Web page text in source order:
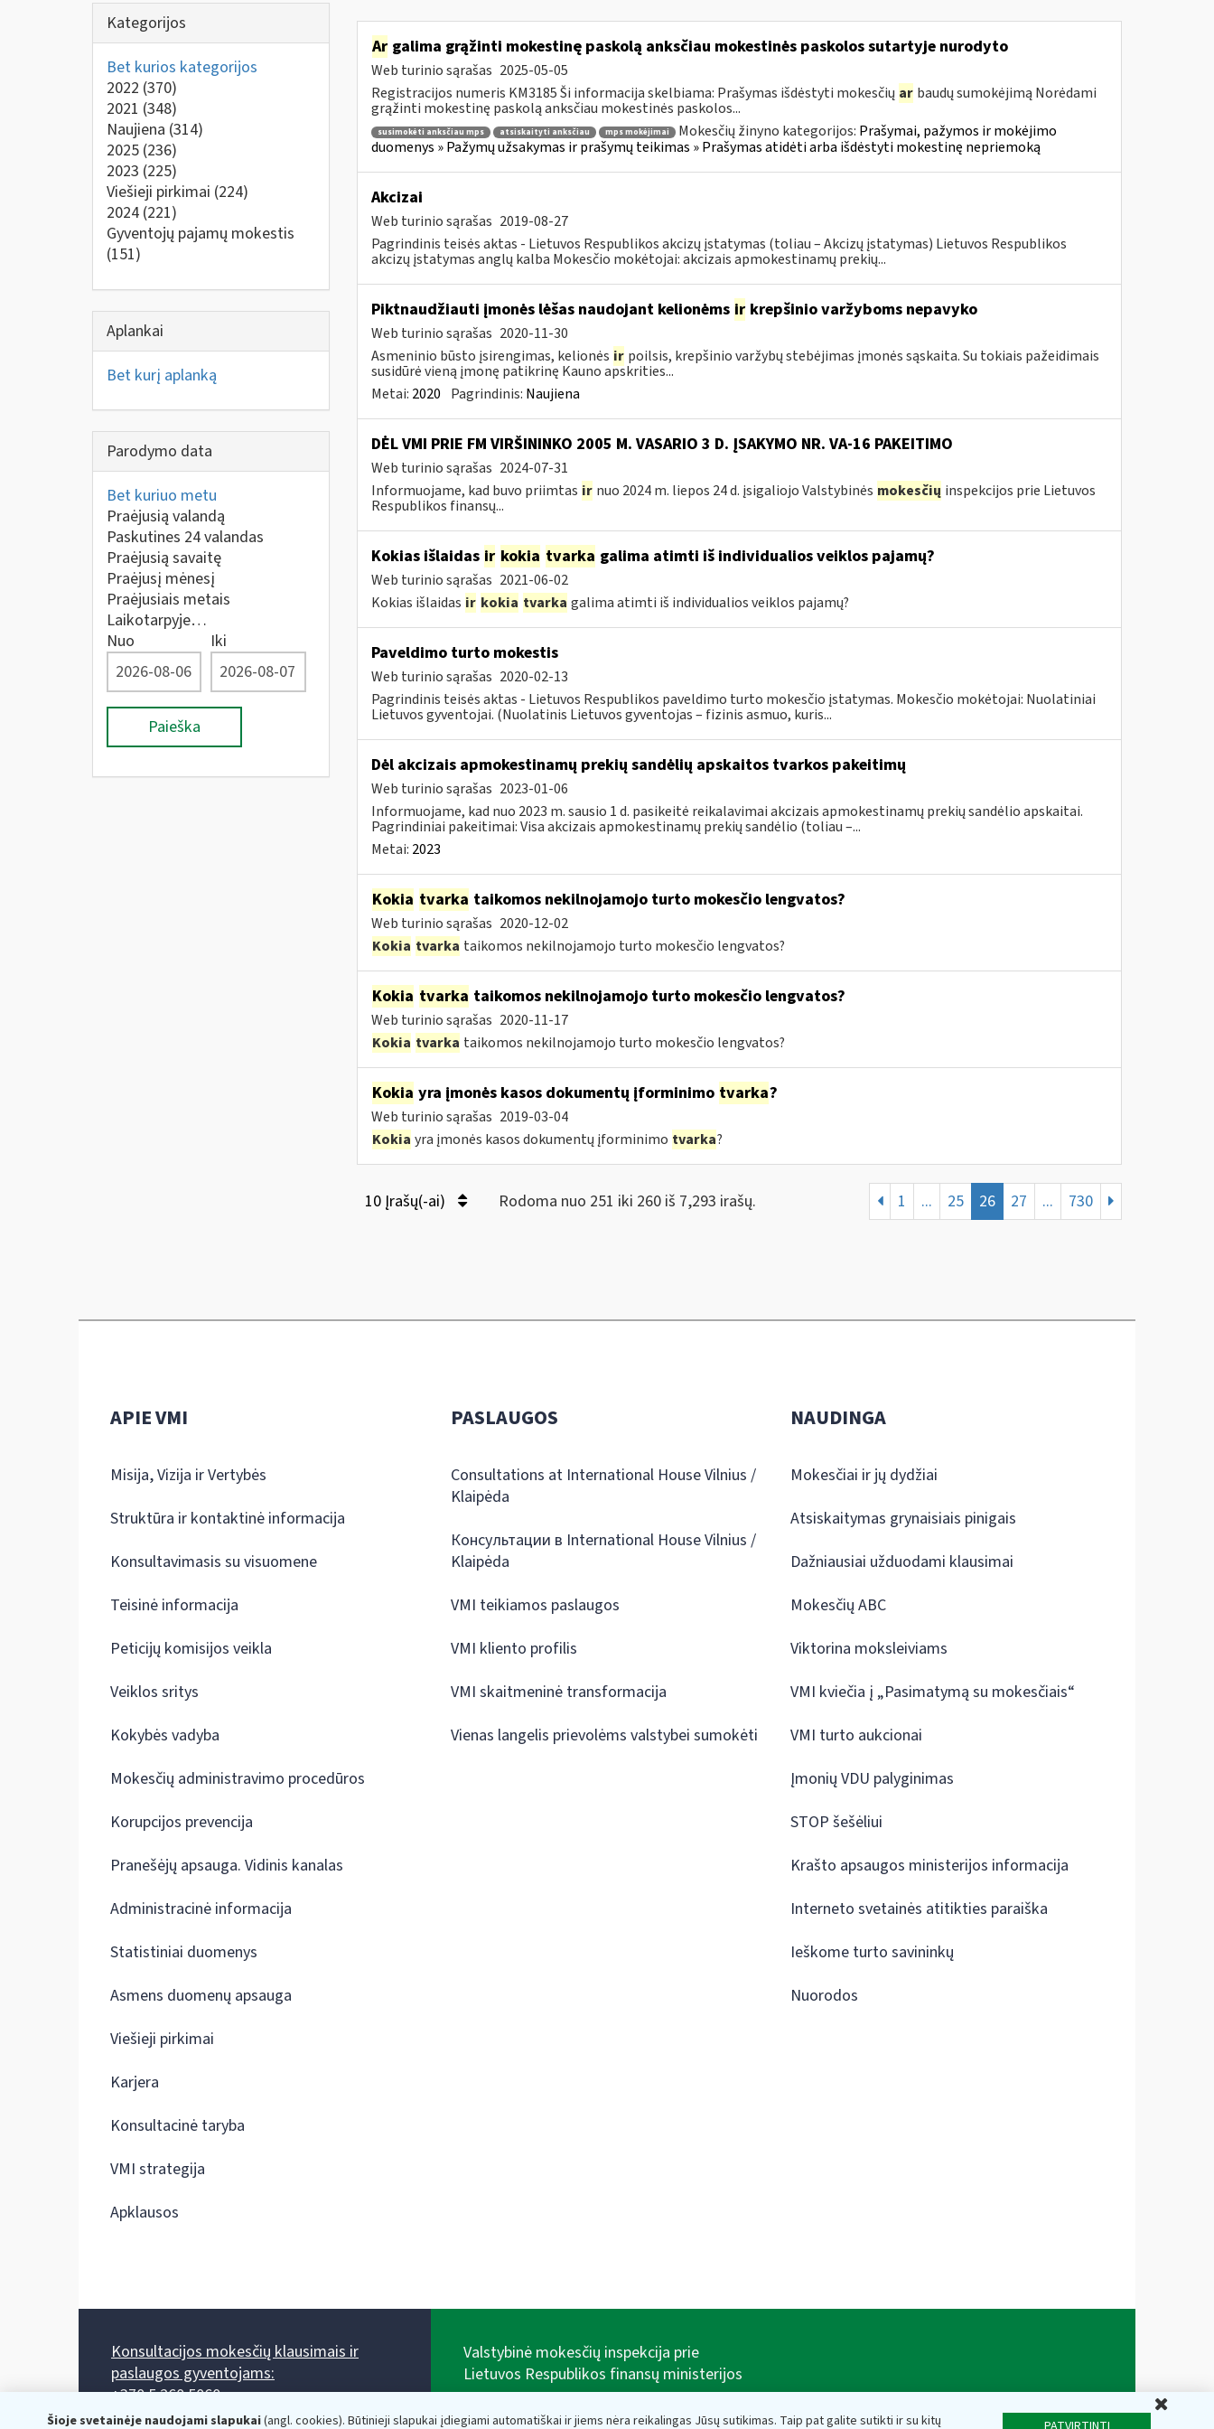
Kategorijos
Bet kurios kategorijos
2022 (370)
2021 (348)
Naujiena (314)
2025 (236)
2023 (225)
Viešieji pirkimai (224)
2024 (221)
Gyventojų pajamų mokestis
(151)
Aplankai
Bet kurį aplanką
Parodymo data
Bet kuriuo metu
Praėjusią valandą
Paskutines 24 valandas
Praėjusią savaitę
Praėjusį mėnesį
Praėjusiais metais
Laikotarpyje…
Nuo
Iki
Paieška
Argalima grąžinti mokestinę paskolą anksčiau mokestinės paskolos sutartyje nurodyto
Web turinio sąrašas 2025-05-05
Registracijos numeris KM3185 Ši informacija skelbiama: Prašymas išdėstyti mokesčių ar baudų sumokėjimą Norėdami
grąžinti mokestinę paskolą anksčiau mokestinės paskolos...
susimokėti anksčiau mps atsiskaityti anksčiau mps mokėjimai Mokesčių žinyno kategorijos: Prašymai, pažymos ir mokėjimo
duomenys » Pažymų užsakymas ir prašymų teikimas » Prašymas atidėti arba išdėstyti mokestinę nepriemoką
Akcizai
Web turinio sąrašas 2019-08-27
Pagrindinis teisės aktas - Lietuvos Respublikos akcizų įstatymas (toliau – Akcizų įstatymas) Lietuvos Respublikos
akcizų įstatymas anglų kalba Mokesčio mokėtojai: akcizais apmokestinamų prekių...
Piktnaudžiauti įmonės lėšas naudojant kelionėms irkrepšinio varžyboms nepavyko
Web turinio sąrašas 2020-11-30
Asmeninio būsto įsirengimas, kelionės ir poilsis, krepšinio varžybų stebėjimas įmonės sąskaita. Su tokiais pažeidimais
susidūrė vieną įmonę patikrinę Kauno apskrities...
Metai: 2020 Pagrindinis: Naujiena
DĖL VMI PRIE FM VIRŠININKO 2005 M. VASARIO 3 D. ĮSAKYMO NR. VA-16 PAKEITIMO
Web turinio sąrašas 2024-07-31
Informuojame, kad buvo priimtas ir nuo 2024 m. liepos 24 d. įsigaliojo Valstybinės mokesčių inspekcijos prie Lietuvos
Respublikos finansų...
Kokias išlaidas ir kokia tvarka galima atimti iš individualios veiklos pajamų?
Web turinio sąrašas 2021-06-02
Kokias išlaidas ir kokia tvarka galima atimti iš individualios veiklos pajamų?
Paveldimo turto mokestis
Web turinio sąrašas 2020-02-13
Pagrindinis teisės aktas - Lietuvos Respublikos paveldimo turto mokesčio įstatymas. Mokesčio mokėtojai: Nuolatiniai
Lietuvos gyventojai. (Nuolatinis Lietuvos gyventojas – fizinis asmuo, kuris...
Dėl akcizais apmokestinamų prekių sandėlių apskaitos tvarkos pakeitimų
Web turinio sąrašas 2023-01-06
Informuojame, kad nuo 2023 m. sausio 1 d. pasikeitė reikalavimai akcizais apmokestinamų prekių sandėlio apskaitai.
Pagrindiniai pakeitimai: Visa akcizais apmokestinamų prekių sandėlio (toliau –...
Metai: 2023
Kokia tvarka taikomos nekilnojamojo turto mokesčio lengvatos?
Web turinio sąrašas 2020-12-02
Kokia tvarka taikomos nekilnojamojo turto mokesčio lengvatos?
Kokia tvarka taikomos nekilnojamojo turto mokesčio lengvatos?
Web turinio sąrašas 2020-11-17
Kokia tvarka taikomos nekilnojamojo turto mokesčio lengvatos?
Kokia yra įmonės kasos dokumentų įforminimo tvarka?
Web turinio sąrašas 2019-03-04
Kokia yra įmonės kasos dokumentų įforminimo tvarka?
10 Įrašų(-ai) Rodoma nuo 251 iki 260 iš 7,293 irašų. 1 ... 25 26 27 ... 730
Šioje svetainėje naudojami slapukai(angl. cookies). Būtinieji slapukai įdiegiami automatiškai ir jiems nėra reikalingas Jūsų sutikimas. Taip pat galite sutikti ir su kitų
APIE VMI
Misija, Vizija ir Vertybės
Struktūra ir kontaktinė informacija
Konsultavimasis su visuomene
Teisinė informacija
Peticijų komisijos veikla
Veiklos sritys
Kokybės vadyba
Mokesčių administravimo procedūros
Korupcijos prevencija
Pranešėjų apsauga. Vidinis kanalas
Administracinė informacija
Statistiniai duomenys
Asmens duomenų apsauga
Viešieji pirkimai
Karjera
Konsultacinė taryba
VMI strategija
Apklausos
PASLAUGOS
Consultations at International House Vilnius /
Klaipėda
Консультации в International House Vilnius /
Klaipėda
VMI teikiamos paslaugos
VMI kliento profilis
VMI skaitmeninė transformacija
Vienas langelis prievolėms valstybei sumokėti
NAUDINGA
Mokesčiai ir jų dydžiai
Atsiskaitymas grynaisiais pinigais
Dažniausiai užduodami klausimai
Mokesčių ABC
Viktorina moksleiviams
VMI kviečia į „Pasimatymą su mokesčiais“
VMI turto aukcionai
Įmonių VDU palyginimas
STOP šešėliui
Krašto apsaugos ministerijos informacija
Interneto svetainės atitikties paraiška
Ieškome turto savininkų
Nuorodos
Konsultacijos mokesčių klausimais ir
paslaugos gyventojams:
+370 5 260 5060
Darbo laikas: I-IV 8.00-17.00, V 8.00-15.45.
Valstybinė mokesčių inspekcija prie
Lietuvos Respublikos finansų ministerijos
adresas: Vasario 16-osios g. 14, 01107 Vilnius, Lietuva,